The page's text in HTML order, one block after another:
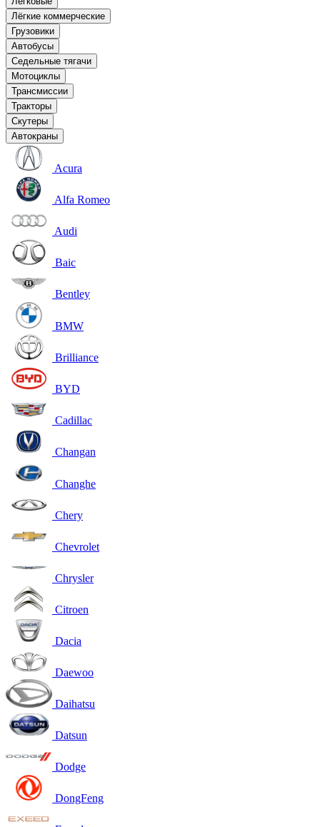
Лёгкие коммерческие
Грузовики
Автобусы
Седельные тягачи
Мотоциклы
Трансмиссии
Тракторы
Скутеры
Автокраны
Acura
Alfa Romeo
Audi
Baic
Bentley
BMW
Brilliance
BYD
Cadillac
Changan
Changhe
Chery
Chevrolet
Chrysler
Citroen
Dacia
Daewoo
Daihatsu
Datsun
Dodge
DongFeng